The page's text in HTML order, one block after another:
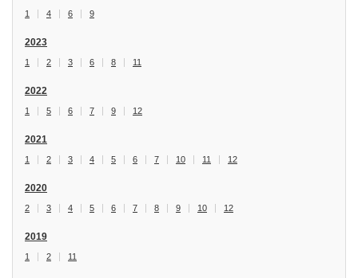
1 4 6 9
2023
1 2 3 6 8 11
2022
1 5 6 7 9 12
2021
1 2 3 4 5 6 7 10 11 12
2020
2 3 4 5 6 7 8 9 10 12
2019
1 2 11